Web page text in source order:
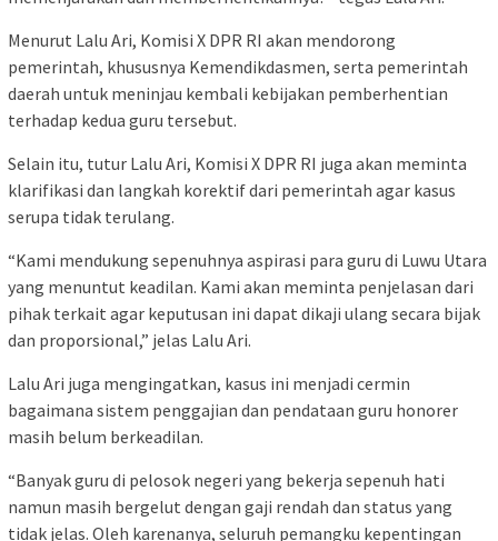
Menurut Lalu Ari, Komisi X DPR RI akan mendorong
pemerintah, khususnya Kemendikdasmen, serta pemerintah
daerah untuk meninjau kembali kebijakan pemberhentian
terhadap kedua guru tersebut.
Selain itu, tutur Lalu Ari, Komisi X DPR RI juga akan meminta
klarifikasi dan langkah korektif dari pemerintah agar kasus
serupa tidak terulang.
“Kami mendukung sepenuhnya aspirasi para guru di Luwu Utara
yang menuntut keadilan. Kami akan meminta penjelasan dari
pihak terkait agar keputusan ini dapat dikaji ulang secara bijak
dan proporsional,” jelas Lalu Ari.
Lalu Ari juga mengingatkan, kasus ini menjadi cermin
bagaimana sistem penggajian dan pendataan guru honorer
masih belum berkeadilan.
“Banyak guru di pelosok negeri yang bekerja sepenuh hati
namun masih bergelut dengan gaji rendah dan status yang
tidak jelas. Oleh karenanya, seluruh pemangku kepentingan